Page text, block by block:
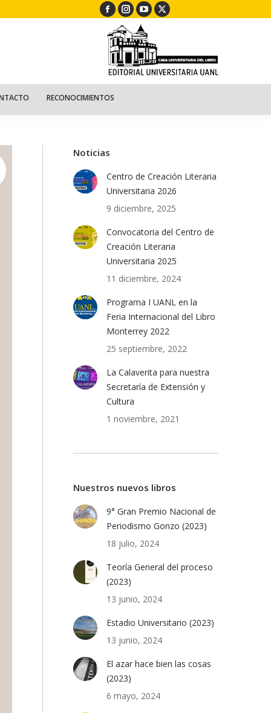
Facebook
page
opens
in
new
window
Instagram
page
opens
in
new
YouTube
page
opens
in
new
X
in
new
RECONOCIMIENTOS
Noticias
Centro de Creación Literaria
Universitaria 2026
9 diciembre, 2025
Convocatoria del Centro de
Creación Literaria
Universitaria 2025
11 diciembre, 2024
Programa I UANL en la
Feria Internacional del Libro
Monterrey 2022
25 septiembre, 2022
La Calaverita para nuestra
Secretaría de Extensión y
Cultura
1 noviembre, 2021
Nuestros nuevos libros
9° Gran Premio Nacional de
Periodismo Gonzo (2023)
18 julio, 2024
Teoría General del proceso
(2023)
13 junio, 2024
Estadio Universitario (2023)
13 junio, 2024
El azar hace bien las cosas
(2023)
6 mayo, 2024
NIÑOS CONTACTO RECONOCIMIENTOS